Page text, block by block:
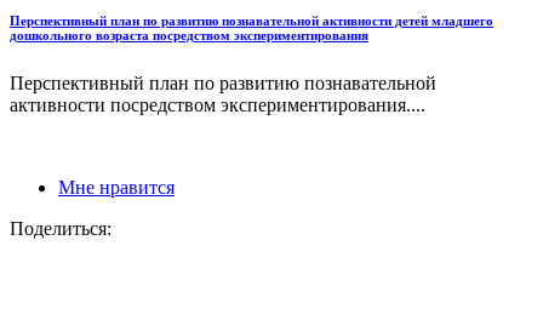
Перспективный план по развитию познавательной активности детей младшего
дошкольного возраста посредством экспериментирования
Перспективный план по развитию познавательной
активности посредством экспериментирования....
Мне нравится
Поделиться: